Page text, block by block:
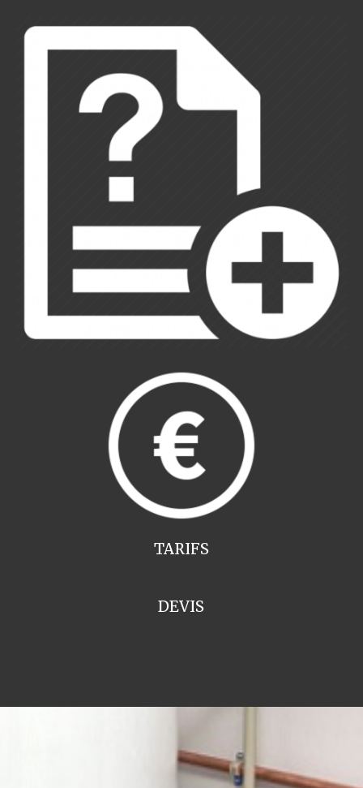
TARIFS
DEVIS